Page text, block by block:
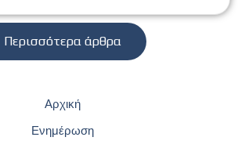
Περισσότερα άρθρα
Αρχική
Ενημέρωση